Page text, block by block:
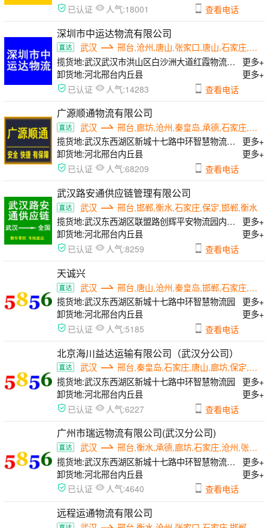
已认证 人气:18001 查看电话
深圳市中运达物流有限公司
武汉
邢台,沧州,唐山,张家口,唐山,石家庄,唐山
揽货地:武汉武汉市洪山区白沙洲大道红霞物流园A区
更多+
卸货地:河北邢台内丘县 更多+
已认证 人气:14283 查看电话
广源顺通物流有限公司
武汉
邢台,廊坊,沧州,秦皇岛,承德,石家庄,邯郸
揽货地:武汉东西湖区新城十七路中环智慧物流园88号
更多+
卸货地:河北邢台内丘县 更多+
已认证 人气:68209 查看电话
武汉路安通供应链管理有限公司
武汉
邢台,邯郸,衡水,石家庄,保定,邯郸,衡水
揽货地:武汉东西湖区联盟路创辉平安物流园内3楼办公室
更多+
卸货地:河北邢台内丘县 更多+
已认证 人气:8259 查看电话
天诚兴
武汉
邢台,唐山,沧州,秦皇岛,邯郸,石家庄,张家口
揽货地:武汉东西湖区新城十七路中环智慧物流园
更多+
卸货地:河北邢台内丘县 更多+
已认证 人气:5185 查看电话
北京海川益达运输有限公司（武汉分公司）
武汉
邢台,秦皇岛,石家庄,唐山,廊坊,保定,沧州
揽货地:武汉东西湖区新城十七路中环智慧物流园
更多+
卸货地:河北邢台内丘县 更多+
已认证 人气:6227 查看电话
广州市瑞远物流有限公司(武汉分公司)
武汉
邢台,衡水,承德,廊坊,石家庄,沧州,张家口
揽货地:武汉东西湖区新城十七路中环智慧物流园D区22号
更多+
卸货地:河北邢台内丘县 更多+
已认证 人气:4640 查看电话
远程运通物流有限公司